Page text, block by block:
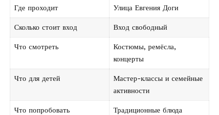
Где проходит Улица Евгения Доги
Сколько стоит вход Вход свободный
Что смотреть
Костюмы, ремёсла,
концерты
Что для детей
Мастер-классы и семейные
активности
Что попробовать
Традиционные блюда